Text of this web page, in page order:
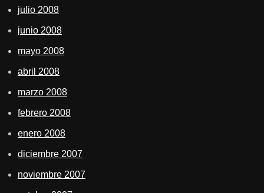
julio 2008
junio 2008
mayo 2008
abril 2008
marzo 2008
febrero 2008
enero 2008
diciembre 2007
noviembre 2007